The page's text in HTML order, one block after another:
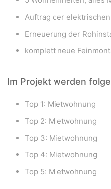
Auftrag der
Erneuerung der
komplett neue
Im Projekt werden
Top 1: Mietwohnung
Top 2: Mietwohnung
Top 3: Mietwohnung
Top 4: Mietwohnung
Top 5: Mietwohnung